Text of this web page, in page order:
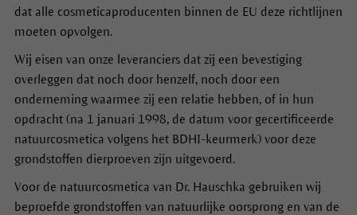
dat alle cosmeticaproducenten binnen de EU deze richtlijnen
moeten opvolgen.
Wij eisen van onze leveranciers dat zij een bevestiging
overleggen dat noch door henzelf, noch door een
onderneming waarmee zij een relatie hebben, of in hun
opdracht (na 1 januari 1998, de datum voor gecertificeerde
natuurcosmetica volgens het BDHI-keurmerk) voor deze
grondstoffen dierproeven zijn uitgevoerd.
Voor de natuurcosmetica van Dr. Hauschka gebruiken wij
beproefde grondstoffen van natuurlijke oorsprong en van de